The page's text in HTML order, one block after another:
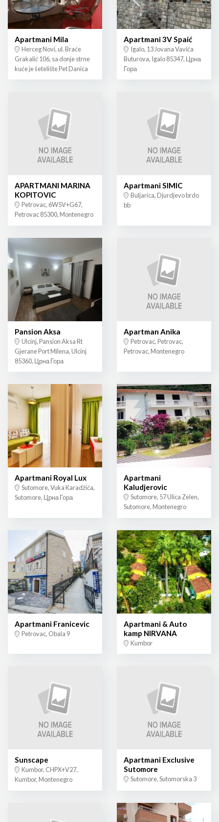
Apartmani Mila
Herceg Novi, ul. Braće
Grakalić 106, sa donje strne
kuće je šetelište Pet Danica
Apartmani 3V Spaić
Igalo, 13 Jovana Vavića
Buturova, Igalo 85347, Црна
Гора
APARTMANI MARINA
KOPITOVIC
Petrovac, 6W5V+G67,
Petrovac 85300, Montenegro
Apartmani SIMIC
Buljarica, Djurdjevo brdo
bb
Pansion Aksa
Ulcinj, Pansion Aksa Rt
Gjerane Port Milena, Ulcinj
85360, Црна Гора
Apartman Anika
Petrovac, Petrovac,
Petrovac, Montenegro
Apartmani Royal Lux
Sutomore, Vuka Karadžića,
Sutomore, Црна Гора
Apartmani
Kaludjerovic
Sutomore, 57 Ulica Zelen,
Sutomore, Montenegro
Apartmani Franicevic
Petrovac, Obala 9
Apartmani & Auto
kamp NIRVANA
Kumbor
Sunscape
Kumbor, CHPX+V27,
Kumbor, Montenegro
Apartmani Exclusive
Sutomore
Sutomore, Sutomorska 3